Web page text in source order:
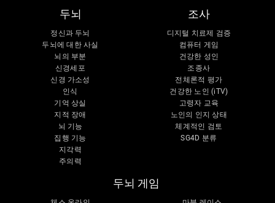
두뇌
정신과 두뇌
두뇌에 대한 사실
뇌의 부분
신경세포
신경 가소성
인식
기억 상실
지적 장애
뇌 기능
집행 기능
지각력
주의력
조사
디지털 치료제 검증
컴퓨터 게임
건강한 성인
조종사
전체론적 평가
건강한 노인 (iTV)
고령자 교육
노인의 인지 상태
체계적인 검토
SG4D 분류
두뇌 게임